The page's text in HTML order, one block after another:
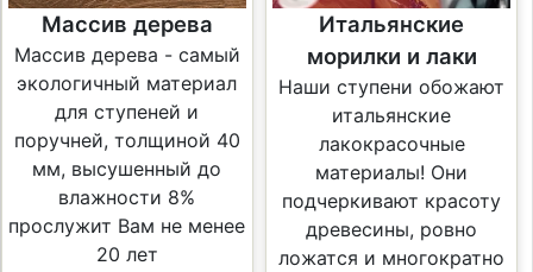
Массив дерева
Массив дерева - самый
экологичный материал
для ступеней и
поручней, толщиной 40
мм, высушенный до
влажности 8%
прослужит Вам не менее
20 лет
Итальянские
морилки и лаки
Наши ступени обожают
итальянские
лакокрасочные
материалы! Они
подчеркивают красоту
древесины, ровно
ложатся и многократно